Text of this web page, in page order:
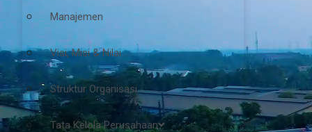
Manajemen
Visi, Misi & Nilai
Struktur Organisasi
Tata Kelola Perusahaan